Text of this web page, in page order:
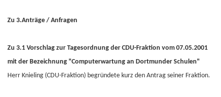
Zu 3.Anträge / Anfragen
Zu 3.1 Vorschlag zur Tagesordnung der CDU-Fraktion vom 07.05.2001
mit der Bezeichnung "Computerwartung an Dortmunder Schulen"
Herr Knieling (CDU-Fraktion) begründete kurz den Antrag seiner Fraktion.